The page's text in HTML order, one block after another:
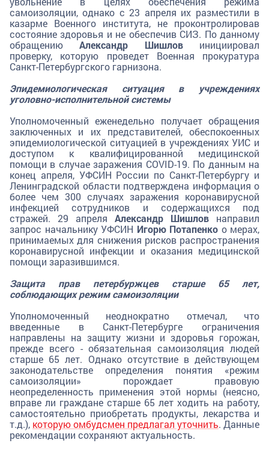
самоизоляции, однако с 23 апреля их разместили в
казарме Военного института, не проконтролировав
состояние здоровья и не обеспечив СИЗ. По данному
обращениюАлександр Шишловинициировал
проверку, которую проведет Военная прокуратура
Санкт-Петербургского гарнизона.
Эпидемиологическая ситуация в учреждениях
уголовно-исполнительной системы
Уполномоченный еженедельно получает обращения
заключенных и их представителей, обеспокоенных
эпидемиологической ситуацией в учреждениях УИС и
доступом к квалифицированной медицинской
помощи в случае заражения COVID-19. По данным на
конец апреля, УФСИН России по Санкт-Петербургу и
Ленинградской области подтверждена информация о
более чем 300 случаях заражения коронавирусной
инфекцией сотрудников и содержащихся под
стражей. 29 апреля Александр Шишлов направил
запрос начальнику УФСИН Игорю Потапенко о мерах,
принимаемых для снижения рисков распространения
коронавирусной инфекции и оказания медицинской
помощи заразившимся.
Защита прав петербуржцев старше 65 лет,
соблюдающих режим самоизоляции
Уполномоченный неоднократно отмечал, что
введенные в Санкт-Петербурге ограничения
направлены на защиту жизни и здоровья горожан,
прежде всего - обязательная самоизоляция людей
старше 65 лет. Однако отсутствие в действующем
законодательстве определения понятия «режим
самоизоляции» порождает правовую
неопределенность применения этой нормы (неясно,
вправе ли граждане старше 65 лет ходить на работу,
самостоятельно приобретать продукты, лекарства и
т.д.), которую омбудсмен предлагал уточнить. Данные
рекомендации сохраняют актуальность.